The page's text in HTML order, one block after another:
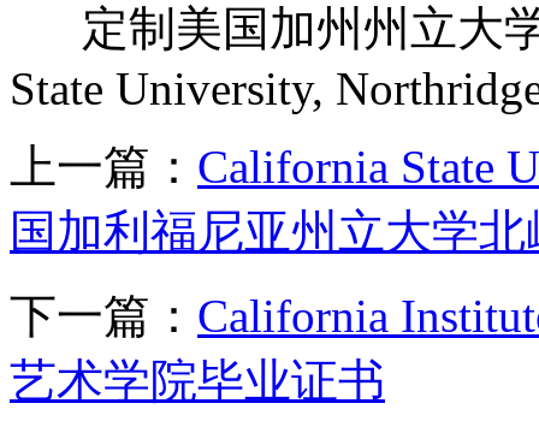
定制美国加州州立大
State University,
上一篇： California State
国加利福尼亚州立大学
下一篇： California
艺术学院毕业证书